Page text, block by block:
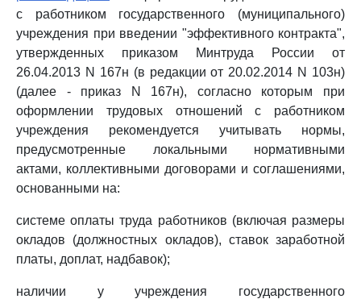
с работником государственного (муниципального)
учреждения при введении "эффективного контракта",
утвержденных приказом Минтруда России от
26.04.2013 N 167н (в редакции от 20.02.2014 N 103н)
(далее - приказ N 167н), согласно которым при
оформлении трудовых отношений с работником
учреждения рекомендуется учитывать нормы,
предусмотренные локальными нормативными
актами, коллективными договорами и соглашениями,
основанными на:
системе оплаты труда работников (включая размеры
окладов (должностных окладов), ставок заработной
платы, доплат, надбавок);
наличии у учреждения государственного